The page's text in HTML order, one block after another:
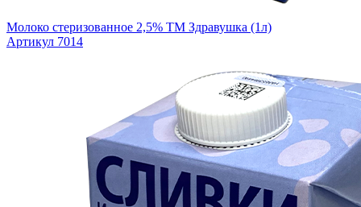
Молоко стеризованное 2,5% ТМ Здравушка (1л)
Артикул 7014